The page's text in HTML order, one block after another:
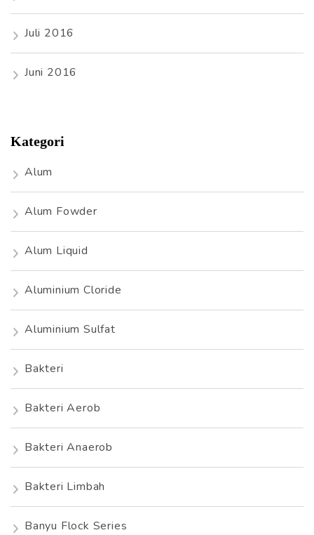
Juli 2016
Juni 2016
Kategori
Alum
Alum Fowder
Alum Liquid
Aluminium Cloride
Aluminium Sulfat
Bakteri
Bakteri Aerob
Bakteri Anaerob
Bakteri Limbah
Banyu Flock Series